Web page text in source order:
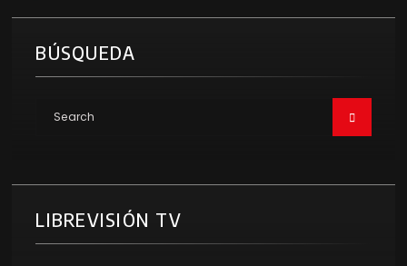
BÚSQUEDA
LIBREVISIÓN TV